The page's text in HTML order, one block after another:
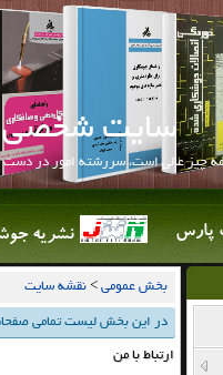
سایت شخصی
چيز عالي است، سررشته امور در
پارس نشریه
بخش عمومي > نقشه سایت
در این بخش لیست تمامی
ارتباط با من